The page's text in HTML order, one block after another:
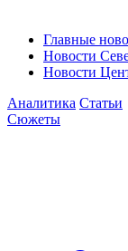
Главные
Новости
Новости
Аналитика Статьи
Сюжеты